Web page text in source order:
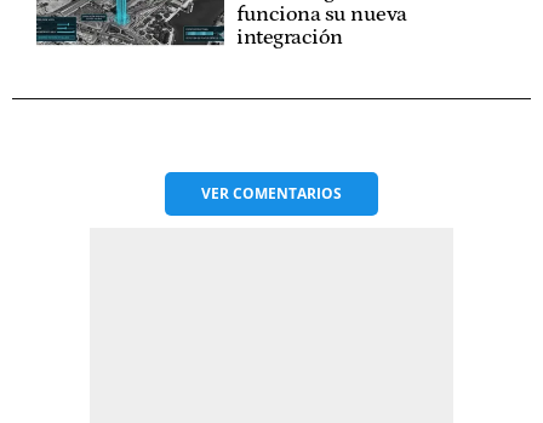
funciona su nueva
integración
VERCOMENTARIOS